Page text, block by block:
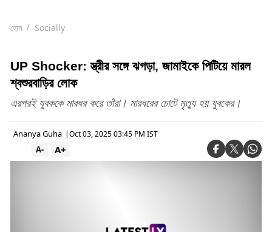
হোম Socially
UP Shocker: স্ত্রীর সঙ্গে ঝগড়া, জামাইকে পিটিয়ে মারল
শ্বশুরবাড়ির লোক
এরপরই যুবককে মারধর করে তাঁরা। মারধরের চোটে মৃত্যু হয় যুবকের।
Ananya Guha |Oct 03, 2025 03:45 PM IST
A+
A-